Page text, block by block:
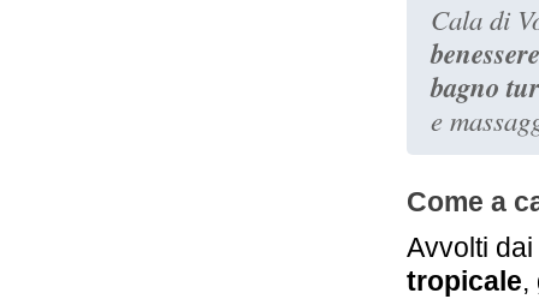
Cala di
benessere
bagno
e
Come a
Avvolti
tropicale,